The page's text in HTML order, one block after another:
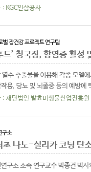
국제학술지인 ..
: KGC인삼공사
벌 장건강 프로젝트 연구팀
드’ 청국장, 항염증 활성
수 추출물을 이용해 각종 모델
용, 당뇨 및 뇌졸중 등의 예방에
환의 억제에도..
: 재단법인 발효미생물산업진흥원
구소
초 나노-실리카 코팅 탄
구소 소속 연구교수 박종건 박